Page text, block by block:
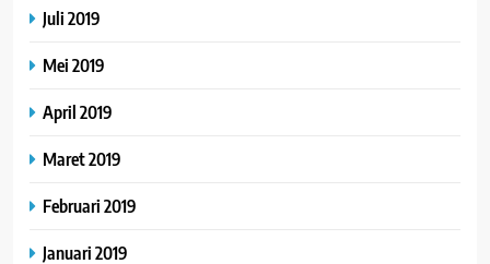
Juli 2019
Mei 2019
April 2019
Maret 2019
Februari 2019
Januari 2019